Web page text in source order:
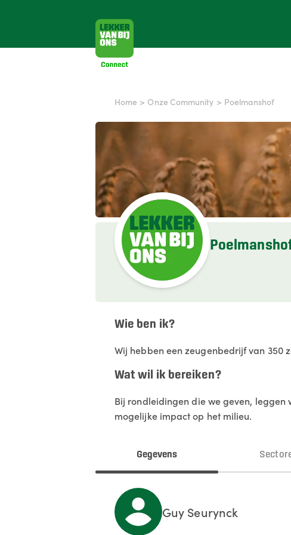
Home > Onze Community > Poelmanshof
Wie ben ik?
Wij hebben een zeugenbedrijf van 350
Wat wil ik bereiken?
Bij rondleidingen die we geven,
mogelijke impact op het milieu.
Gegevens
Guy Seurynck